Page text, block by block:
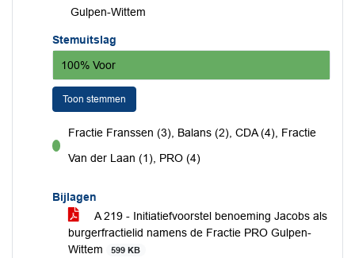
Gulpen-Wittem
Stemuitslag
100% Voor
Toon stemmen
voor
Fractie Franssen (3), Balans (2), CDA (4), Fractie
Van der Laan (1), PRO (4)
Bijlagen
A 219 - Initiatiefvoorstel benoeming Jacobs als
burgerfractielid namens de Fractie PRO Gulpen-
Wittem
599 KB